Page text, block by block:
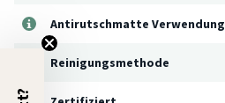
Antirutschmatte Verwendung
Reinigungsmethode